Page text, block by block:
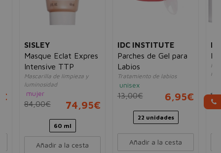
SISLEY
Masque Eclat Expres
Intensive TTP
Mascarilla de limpieza y
luminosidad
mujer
84,00€ 74,95€
60 ml
Añadir a la cesta
IDC INSTITUTE
Parches de Gel para
Labios
Tratamiento de labios
unisex
13,00€ 6,95€
22 unidades
Añadir a la cesta